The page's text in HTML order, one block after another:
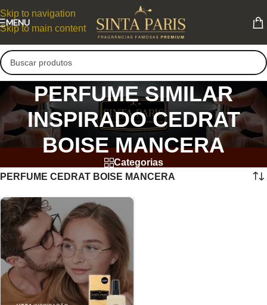
Skip to navigation
Skip to main content
MENU
PERFUME SIMILAR
INSPIRADO CEDRAT
BOISE MANCERA
Categorias
PERFUME CEDRAT BOISE MANCERA